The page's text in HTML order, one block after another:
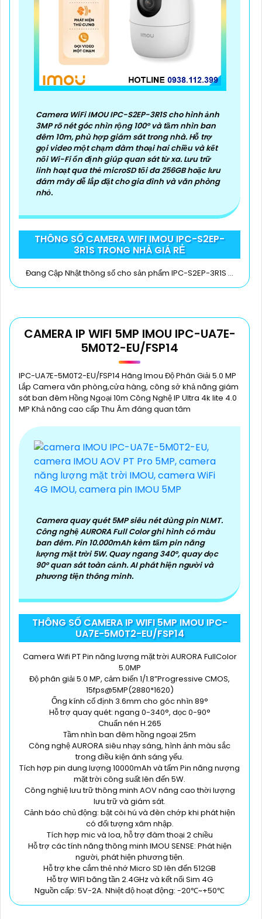
lĩnh vực an ninh và giám sát, vì vậy bạn có thể tin
tưởng vào chất lượng của sản phẩm.
Tích hợp công nghệ mới: Camera Wifi Imou
thường được tích hợp các công nghệ mới như trí
tuệ nhân tạo, cảm biến chuyển động thông minh
giúp tăng cường tính năng bảo mật.
dịch vụ hỗ trợ khách hàng tốt sau khi mua sản
phẩm, bảo đảm rằng bạn sẽ có sự trợ giúp nhanh
chóng khi cần thiết.
Hy vọng những thông tin trên giúp bạn tìm được lựa
chọn hoàn hảo cho Camera Wifi Imou giá rẻ.
Camera WiFi IMOU IPC-S2EP-3R1S cho hình ảnh
3MP rõ nét góc nhìn rộng 100° và tầm nhìn ban
đêm 10m, phù hợp giám sát trong nhà. Hỗ trợ
gọi video một chạm đàm thoại hai chiều và kết
nối Wi-Fi ổn định giúp quan sát từ xa. Lưu trữ
linh hoạt qua thẻ microSD tối đa 256GB hoặc lưu
đám mây dễ lắp đặt cho gia đình và văn phòng
nhỏ.
THÔNG SỐ CAMERA WIFI IMOU IPC-S2EP-
3R1S TRONG NHÀ GIÁ RẺ
Đang Cập Nhật thông số cho sản phẩm IPC-S2EP-3R1S ...
CAMERA IP WIFI 5MP IMOU IPC-UA7E-
5M0T2-EU/FSP14
IPC-UA7E-5M0T2-EU/FSP14 Hãng Imou Độ Phân Giải 5.0 MP
Lắp Camera văn phòng,cửa hàng, công sở khả năng giám
sát ban đêm Hồng Ngoại 10m Công Nghệ IP Ultra 4k lite 4.0
MP Khả năng cao cấp Thu Âm đáng quan tâm
Camera quay quét 5MP siêu nét dùng pin NLMT.
Công nghệ AURORA Full Color ghi hình có màu
ban đêm. Pin 10.000mAh kèm tấm pin năng
lượng mặt trời 5W. Quay ngang 340°, quay dọc
90° quan sát toàn cảnh. AI phát hiện người và
phương tiện thông minh.
THÔNG SỐ CAMERA IP WIFI 5MP IMOU IPC-
UA7E-5M0T2-EU/FSP14
Camera Wifi PT Pin năng lượng mặt trời AURORA FullColor
5.0MP
Độ phân giải 5.0 MP, cảm biến 1/1.8”Progressive CMOS,
15fps@5MP(2880*1620)
Ống kính cố định 3.6mm cho góc nhìn 89°
Hỗ trợ quay quét: ngang 0-340°, dọc 0-90°
Chuẩn nén H.265
Tầm nhìn ban đêm hồng ngoại 25m
Công nghệ AURORA siêu nhạy sáng, hình ảnh màu sắc
trong điều kiện ánh sáng yếu.
Tích hợp pin dung lượng 10000mAh và tấm Pin năng nượng
mặt trời công suất lên đến 5W.
Công nghiệ lưu trữ thông minh AOV nâng cao thời lượng
lưu trữ và giám sát.
Cảnh báo chủ động: bật còi hú và đèn chớp khi phát hiện
có đối tượng xâm nhập.
Tích hợp mic và loa, hỗ trợ đàm thoại 2 chiều
Hỗ trợ các tính năng thông minh IMOU SENSE: Phát hiện
người, phát hiện phương tiện.
Hỗ trợ khe cắm thẻ nhớ Micro SD lên đến 512GB
Hỗ trợ WIFI băng tần 2.4GHz và kết nối Sim 4G
Nguồn cấp: 5V-2A. Nhiệt độ hoạt động: -20℃~+50℃